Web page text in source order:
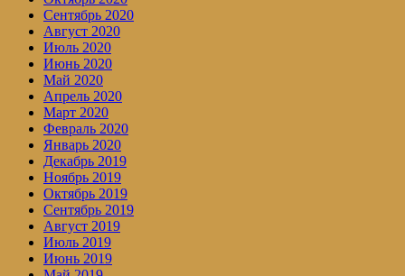
Сентябрь 2020
Август 2020
Июль 2020
Июнь 2020
Май 2020
Апрель 2020
Март 2020
Февраль 2020
Январь 2020
Декабрь 2019
Ноябрь 2019
Октябрь 2019
Сентябрь 2019
Август 2019
Июль 2019
Июнь 2019